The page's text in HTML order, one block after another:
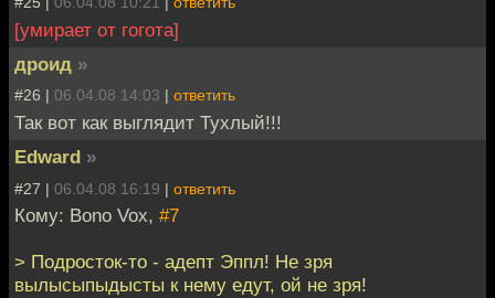
[умирает от гогота]
дроид »
#26 | 06.04.08 14:03 | ответить
Так вот как выглядит Тухлый!!!
Edward »
#27 | 06.04.08 16:19 | ответить
Кому: Bono Vox, #7
> Подросток-то - адепт Эппл! Не зря
вылысыпыдысты к нему едут, ой не зря!